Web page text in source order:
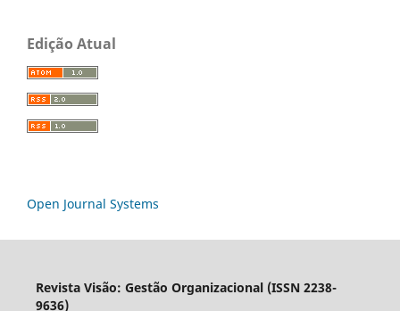
Edição Atual
Open Journal Systems
Revista Visão: Gestão Organizacional (ISSN 2238-
9636)